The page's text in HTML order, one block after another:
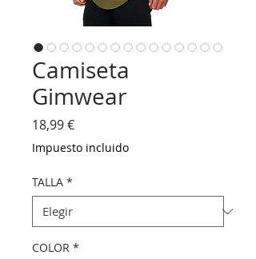
Camiseta
Gimwear
18,99 €Precio
Impuesto incluido
TALLA *
COLOR *